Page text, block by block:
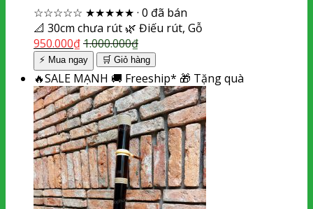
☆☆☆☆☆ ★★★★★ · 0 đã bán
📐 30cm chưa rút 🌿 Điếu rút, Gỗ
950.000₫1.000.000₫
⚡ Mua ngay 🛒 Giỏ hàng
🔥SALE MẠNH 🚚 Freeship* 🎁 Tặng quà